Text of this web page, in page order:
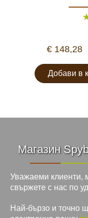
€ 148,28
Добави в
Магазин
Уважаеми клиенти,
свържете с нас по
Най-бързо и точно